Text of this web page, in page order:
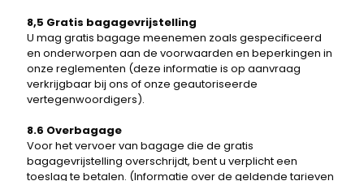
8,5 Gratis bagagevrijstelling
U mag gratis bagage meenemen zoals gespecificeerd
en onderworpen aan de voorwaarden en beperkingen in
onze reglementen (deze informatie is op aanvraag
verkrijgbaar bij ons of onze geautoriseerde
vertegenwoordigers).
8.6 Overbagage
Voor het vervoer van bagage die de gratis
bagagevrijstelling overschrijdt, bent u verplicht een
toeslag te betalen. (Informatie over de geldende tarieven